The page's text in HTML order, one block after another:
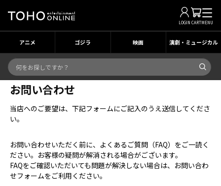
LOGIN CARTMENU
アニメ ゴジラ 映画 演劇・ミュージカル
お問い合わせ
当店へのご要望は、下記フォームにご記入のうえ送信してくださ
い。
お問い合わせいただく前に、よくあるご質問（FAQ）をご一読く
ださい。お客様の疑問が解消される場合がございます。
FAQをご確認いただいても問題が解決しない場合は、お問い合わ
せフォームをご利用ください。